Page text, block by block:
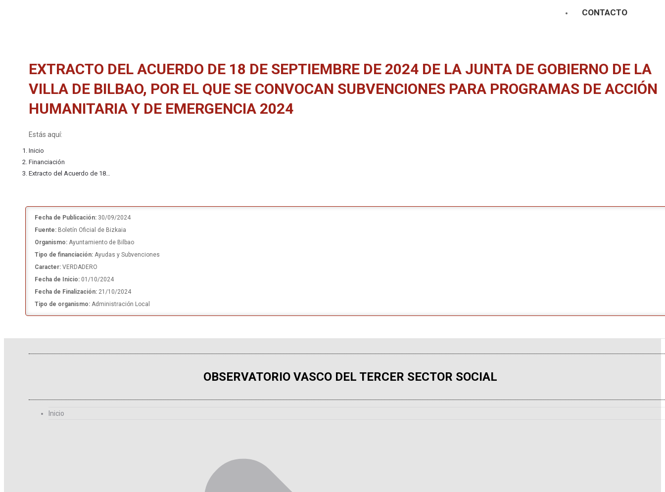
CONTACTO
EXTRACTO DEL ACUERDO DE 18 DE SEPTIEMBRE DE 2024 DE LA JUNTA DE GOBIERNO DE LA
VILLA DE BILBAO, POR EL QUE SE CONVOCAN SUBVENCIONES PARA PROGRAMAS DE ACCIÓN
HUMANITARIA Y DE EMERGENCIA 2024
Estás aquí:
Inicio
Financiación
Extracto del Acuerdo de 18…
Fecha de Publicación: 30/09/2024
Fuente: Boletín Oficial de Bizkaia
Organismo: Ayuntamiento de Bilbao
Tipo de financiación: Ayudas y Subvenciones
Caracter: VERDADERO
Fecha de Inicio: 01/10/2024
Fecha de Finalización: 21/10/2024
Tipo de organismo: Administración Local
OBSERVATORIO VASCO DEL TERCER SECTOR SOCIAL
Inicio